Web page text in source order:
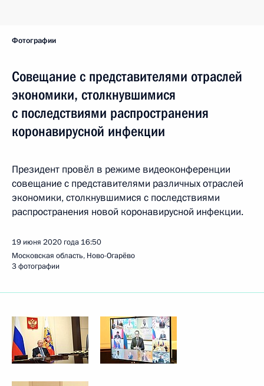
Фотографии
Совещание с представителями отраслей
экономики, столкнувшимися
с последствиями распространения
коронавирусной инфекции
Президент провёл в режиме видеоконференции
совещание с представителями различных отраслей
экономики, столкнувшимися с последствиями
распространения новой коронавирусной инфекции.
19 июня 2020 года 16:50
Московская область, Ново-Огарёво
3 фотографии